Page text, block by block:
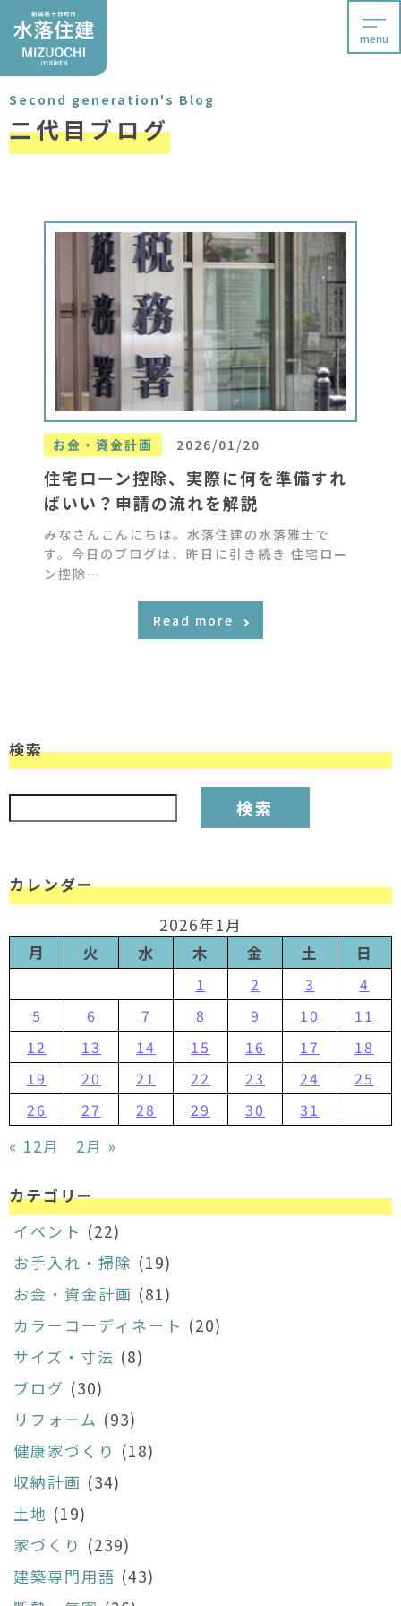
menu
Second generation's Blog
二代目ブログ
お金・資金計画 2026/01/20
住宅ローン控除、実際に何を準備すれ
ばいい？申請の流れを解説
みなさんこんにちは。水落住建の水落雅士で
す。今日のブログは、昨日に引き続き 住宅ロー
ン控除…
Read more
検索
検索:
カレンダー
2026年1月
月
火 水 木 金 土 日
1 2 3
4
5
6 7 8 9 10
11
12
13 14 15 16 17
18
19
20 21 22 23 24
25
26
27 28 29 30 31
« 12月 2月 »
カテゴリー
イベント (22)
お手入れ・掃除 (19)
お金・資金計画 (81)
カラーコーディネート (20)
サイズ・寸法 (8)
ブログ (30)
リフォーム (93)
健康家づくり (18)
収納計画 (34)
土地 (19)
家づくり (239)
建築専門用語 (43)